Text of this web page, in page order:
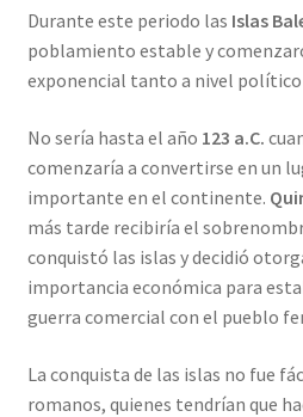
Durante este periodo las Islas
poblamiento estable y
exponencial tanto a nivel
No sería hasta el año 123 a.C.
comenzaría a convertirse en un
importante en el continente.
más tarde recibiría el
conquistó las islas y decidió
importancia económica para
guerra comercial con el pueblo
La conquista de las islas no fue
romanos, quienes tendrían que